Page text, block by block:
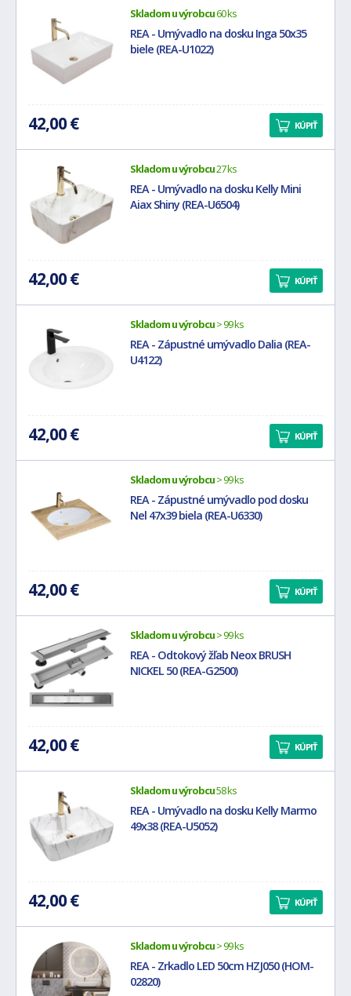
Skladom u výrobcu60 ks
REA - Umývadlo na dosku Inga 50x35
biele (REA-U1022)
42,00 € KÚPIŤ
Skladom u výrobcu27 ks
REA - Umývadlo na dosku Kelly Mini
Aiax Shiny (REA-U6504)
42,00 € KÚPIŤ
Skladom u výrobcu> 99 ks
REA - Zápustné umývadlo Dalia (REA-
U4122)
42,00 € KÚPIŤ
Skladom u výrobcu> 99 ks
REA - Zápustné umývadlo pod dosku
Nel 47x39 biela (REA-U6330)
42,00 € KÚPIŤ
Skladom u výrobcu> 99 ks
REA - Odtokový žľab Neox BRUSH
NICKEL 50 (REA-G2500)
42,00 € KÚPIŤ
Skladom u výrobcu58 ks
REA - Umývadlo na dosku Kelly Marmo
49x38 (REA-U5052)
42,00 € KÚPIŤ
Skladom u výrobcu> 99 ks
REA - Zrkadlo LED 50cm HZJ050 (HOM-
02820)